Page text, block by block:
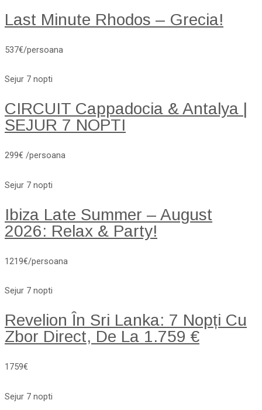
Last Minute Rhodos – Grecia!
537€/persoana
Sejur 7 nopti
CIRCUIT Cappadocia & Antalya |
SEJUR 7 NOPTI
299€ /persoana
Sejur 7 nopti
Ibiza Late Summer – August
2026: Relax & Party!
1219€/persoana
Sejur 7 nopti
Revelion În Sri Lanka: 7 Nopți Cu
Zbor Direct, De La 1.759 €
1759€
Sejur 7 nopti